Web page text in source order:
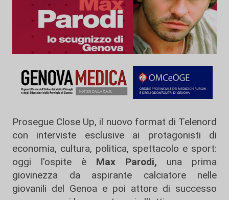
Prosegue Close Up, il nuovo format di Telenord
con interviste esclusive ai protagonisti di
economia, cultura, politica, spettacolo e sport:
oggi l'ospite è Max Parodi, una prima
giovinezza da aspirante calciatore nelle
giovanili del Genoa e poi attore di successo